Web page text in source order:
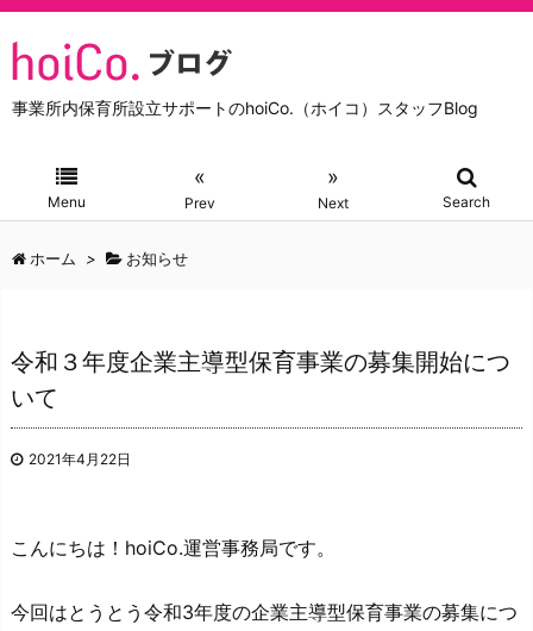
事業所内保育所設立サポートのhoiCo.（ホイコ）スタッフBlog
Menu
«
Prev
»
Next Search
ホーム > お知らせ
令和３年度企業主導型保育事業の募集開始につ
いて
2021年4月22日
こんにちは！hoiCo.運営事務局です。
今回はとうとう令和3年度の企業主導型保育事業の募集につ